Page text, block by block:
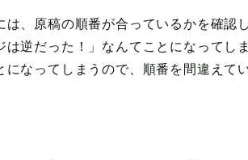
は、原稿の順番が合っているかを確認
は逆だった！」なんてことになって
になってしまうので、順番を間違えて